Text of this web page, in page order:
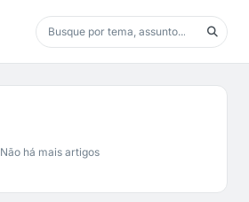
Não há mais artigos